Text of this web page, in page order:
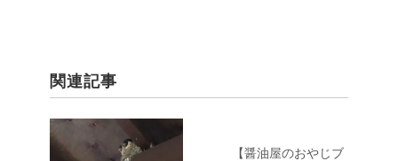
関連記事
【醤油屋のおやじブ